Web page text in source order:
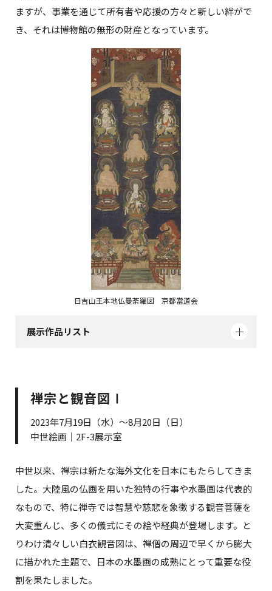
ますが、事業を通じて所有者や応援の方々と新しい絆がで
き、それは博物館の無形の財産となっています。
日吉山王本地仏曼荼羅図 京都當道会
展示作品リスト
禅宗と観音図Ⅰ
2023年7月19日（水）～8月20日（日）
中世絵画｜2F-3展示室
中世以来、禅宗は新たな海外文化を日本にもたらしてきま
した。大陸風の仏画を用いた独特の行事や水墨画は代表的
なもので、特に禅寺では智慧や慈悲を象徴する観音菩薩を
大変重んじ、多くの儀式にその絵や経典が登場します。と
りわけ清々しい白衣観音図は、禅僧の周辺で早くから膨大
に描かれた主題で、日本の水墨画の成熟にとって重要な役
割を果たしました。